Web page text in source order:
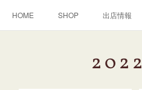
HOME SHOP 出店情報
2022